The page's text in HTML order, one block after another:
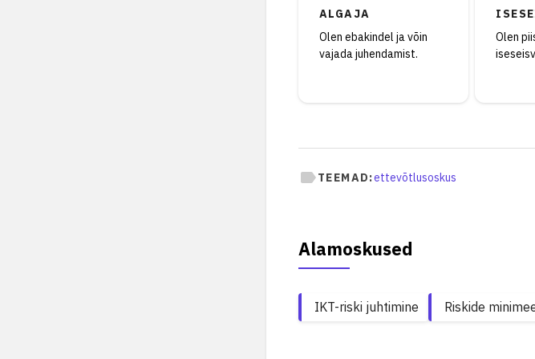
ALGAJA
Olen ebakindel ja võin
vajada juhendamist.
Olen
TEEMAD:ettevõtlusoskus
Alamoskused
IKT-riski juhtimine Riskide